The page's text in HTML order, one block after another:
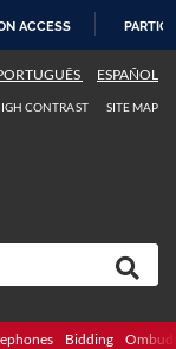
ACCESS
ESPAÑOL
CONTRAST SITE MAP
Bidding